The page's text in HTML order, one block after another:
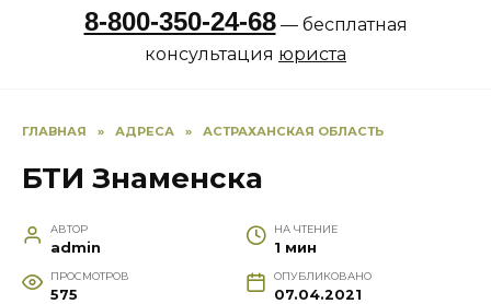
8-800-350-24-68— бесплатная
консультация юриста
ГЛАВНАЯ » АДРЕСА » АСТРАХАНСКАЯ ОБЛАСТЬ
БТИ Знаменска
АВТОР
admin
НА ЧТЕНИЕ
1 мин
ПРОСМОТРОВ
575
ОПУБЛИКОВАНО
07.04.2021